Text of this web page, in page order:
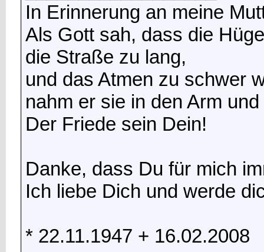
In Erinnerung an meine
Als Gott sah, dass die
die Straße zu lang,
und das Atmen zu schwer
nahm er sie in den Arm
Der Friede sein Dein!
Danke, dass Du für mich
Ich liebe Dich und werde
* 22.11.1947 + 16.02.2008